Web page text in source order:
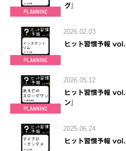
グ』
2026.02.03
ヒット習慣予報
2026.05.12
ヒット習慣予報
ン』
2025.06.24
ヒット習慣予報